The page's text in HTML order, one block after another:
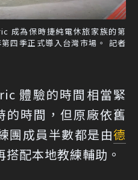
成為保時捷純電休旅家族的第
四季正式導入台灣市場。 記者
體驗的時間相當緊
的時間，但原廠依舊
團成員半數都是由德
配本地教練輔助。